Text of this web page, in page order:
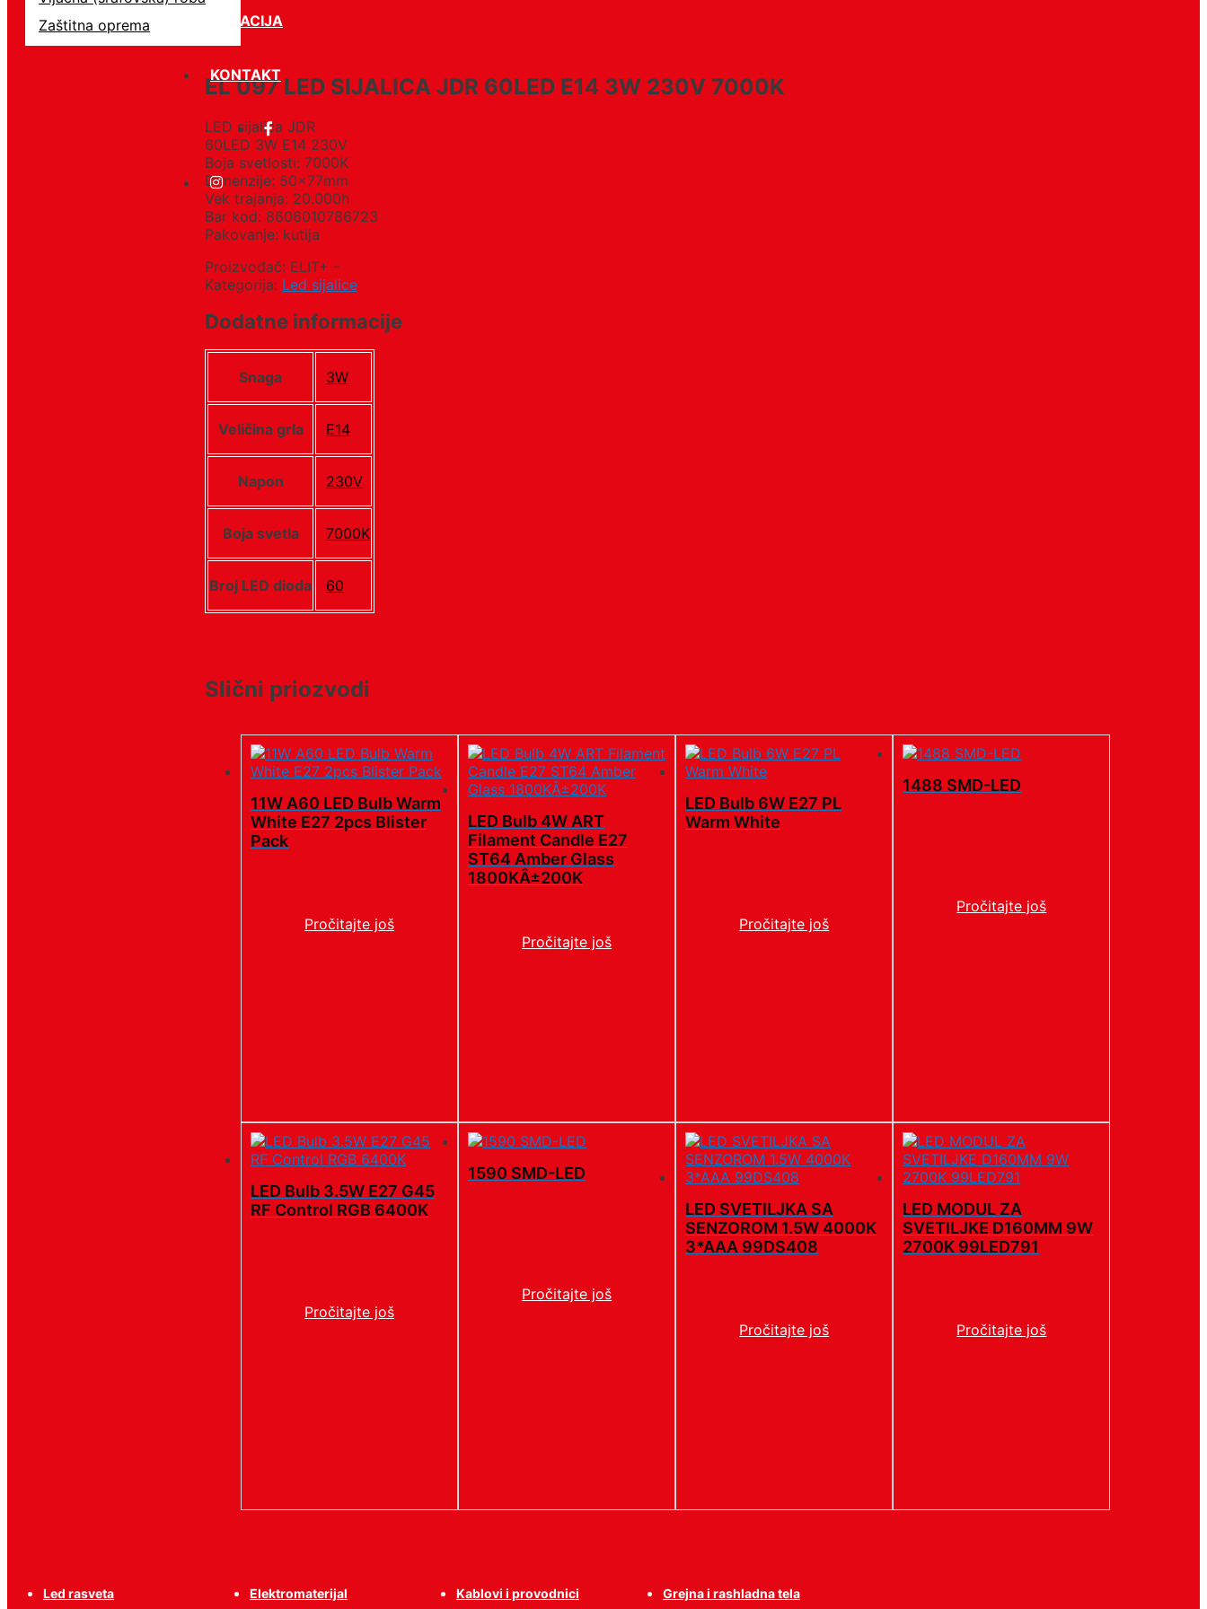
LOKACIJA
KONTAKT
Zaštitna oprema
EL 097 LED SIJALICA JDR 60LED E14 3W 230V 7000K
LED sijalica JDR
60LED 3W E14 230V
Boja svetlosti: 7000K
Dimenzije: 50x77mm
Vek trajanja: 20.000h
Bar kod: 8606010786723
Pakovanje: kutija
Proizvođač: ELIT+ -
Kategorija: Led sijalice
Dodatne informacije
Snaga 3W
Veličina grla E14
Napon 230V
Boja svetla 7000K
Broj LED dioda 60
Slični priozvodi
11W A60 LED Bulb Warm
White E27 2pcs Blister
Pack
Pročitajte još
LED Bulb 4W ART
Filament Candle E27
ST64 Amber Glass
1800KÂ±200K
Pročitajte još
LED Bulb 6W E27 PL
Warm White
Pročitajte još
1488 SMD-LED
Pročitajte još
LED Bulb 3.5W E27 G45
RF Control RGB 6400K
Pročitajte još
1590 SMD-LED
Pročitajte još
LED SVETILJKA SA
SENZOROM 1.5W 4000K
3*AAA 99DS408
Pročitajte još
LED MODUL ZA
SVETILJKE D160MM 9W
2700K 99LED791
Pročitajte još
Led rasveta Elektromaterijal Kablovi i provodnici Grejna i rashladna tela